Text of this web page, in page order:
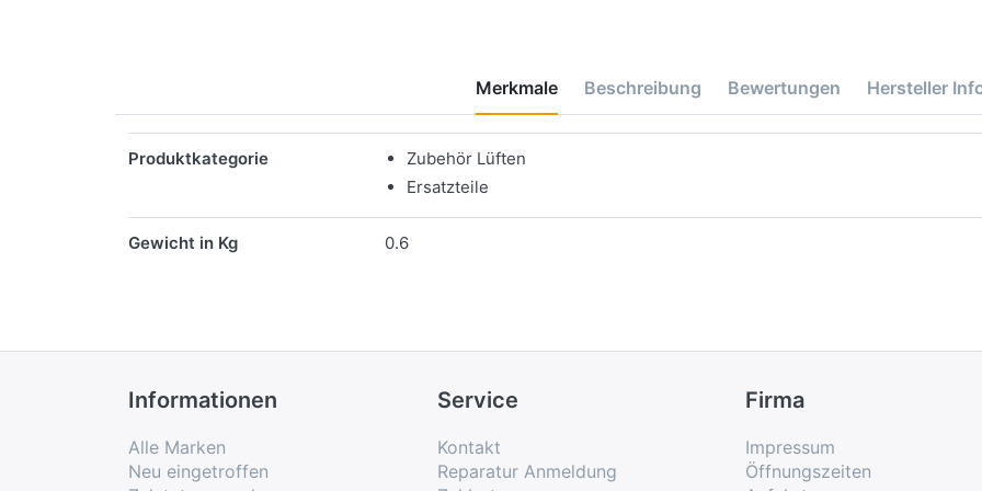
Merkmale Beschreibung Bewertungen Hersteller
Produktkategorie
Zubehör Lüften
Ersatzteile
Gewicht in Kg 0.6
Informationen
Alle Marken
Neu eingetroffen
Service
Kontakt
Reparatur Anmeldung
Firma
Impressum
Öffnungszeiten